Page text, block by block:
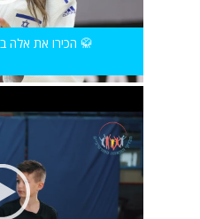
🥋 הכירו את אלה